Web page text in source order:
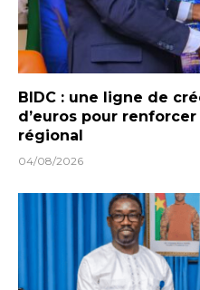
BIDC : une ligne de
d’euros pour
régional
04/08/2026